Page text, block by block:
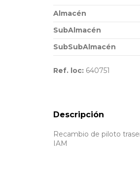
Almacén
SubAlmacén
SubSubAlmacén
Ref. loc: 640751
Descripción
Recambio de piloto
IAM